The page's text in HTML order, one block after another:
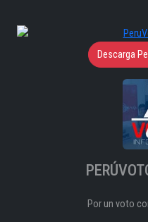
Descarga
Por un voto